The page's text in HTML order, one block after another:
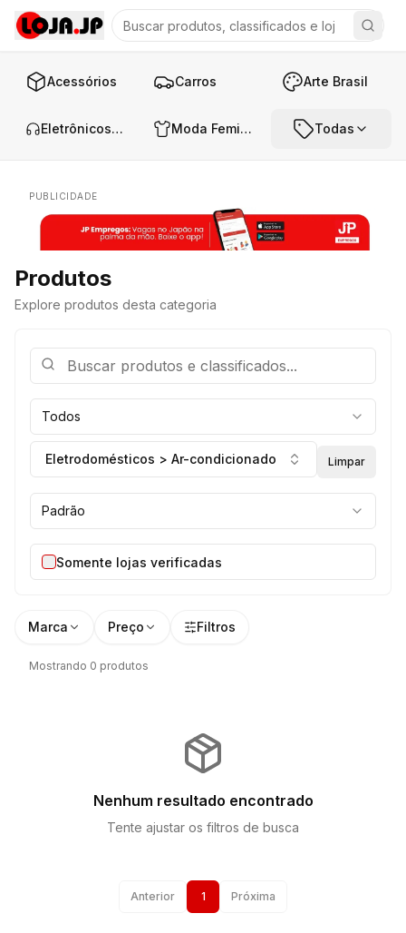
Acessórios Carros Arte Brasil
Eletrônicos e Áudio Moda Feminina Todas
PUBLICIDADE
Produtos
Explore produtos desta categoria
Todos
Eletrodomésticos > Ar-condicionado Limpar
Padrão
Somente lojas verificadas
Marca Preço Filtros
Mostrando 0 produtos
Nenhum resultado encontrado
Tente ajustar os filtros de busca
Anterior 1 Próxima